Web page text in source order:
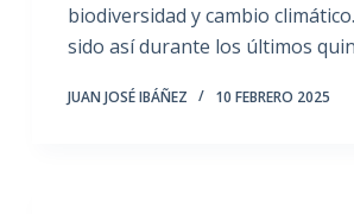
biodiversidad y cambio
sido así durante los últimos
JUAN JOSÉ IBÁÑEZ 10 FEBRERO 2025